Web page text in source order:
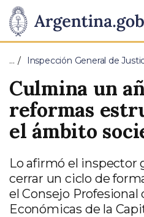
Presidencia
de
la
Nación
Pasar al contenido principal
… Inspección General de
Culmina un
reformas
el ámbito
Lo afirmó el inspector
cerrar un ciclo de
el Consejo Profesional
Económicas de la